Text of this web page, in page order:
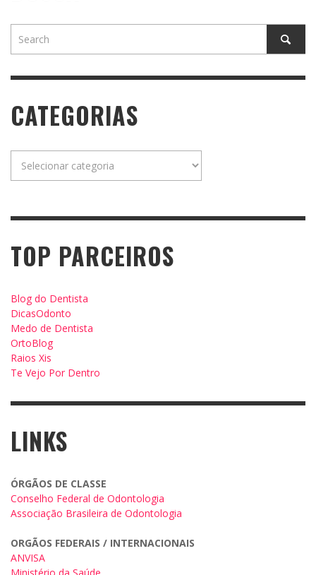
CATEGORIAS
TOP PARCEIROS
Blog do Dentista
DicasOdonto
Medo de Dentista
OrtoBlog
Raios Xis
Te Vejo Por Dentro
LINKS
ÓRGÃOS DE CLASSE
Conselho Federal de Odontologia
Associação Brasileira de Odontologia
ORGÃOS FEDERAIS / INTERNACIONAIS
ANVISA